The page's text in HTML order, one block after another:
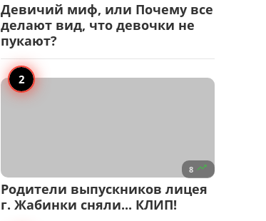
Девичий миф, или Почему все
делают вид, что девочки не
пукают?
8 
Родители выпускников лицея
г. Жабинки сняли... КЛИП!